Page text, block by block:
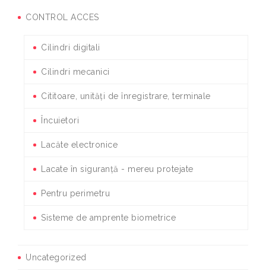
CONTROL ACCES
Cilindri digitali
Cilindri mecanici
Cititoare, unități de înregistrare, terminale
Încuietori
Lacăte electronice
Lacate în siguranță - mereu protejate
Pentru perimetru
Sisteme de amprente biometrice
Uncategorized